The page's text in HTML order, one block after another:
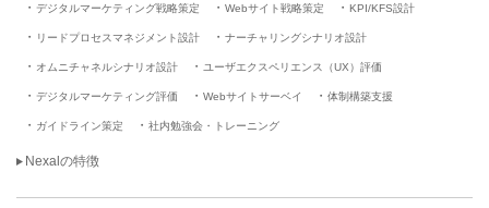
デジタルマーケティング戦略策定 Webサイト戦略策定 KPI/KFS設計
リードプロセスマネジメント設計 ナーチャリングシナリオ設計
オムニチャネルシナリオ設計 ユーザエクスペリエンス（UX）評価
デジタルマーケティング評価 Webサイトサーベイ 体制構築支援
ガイドライン策定 社内勉強会・トレーニング
Nexalの特徴